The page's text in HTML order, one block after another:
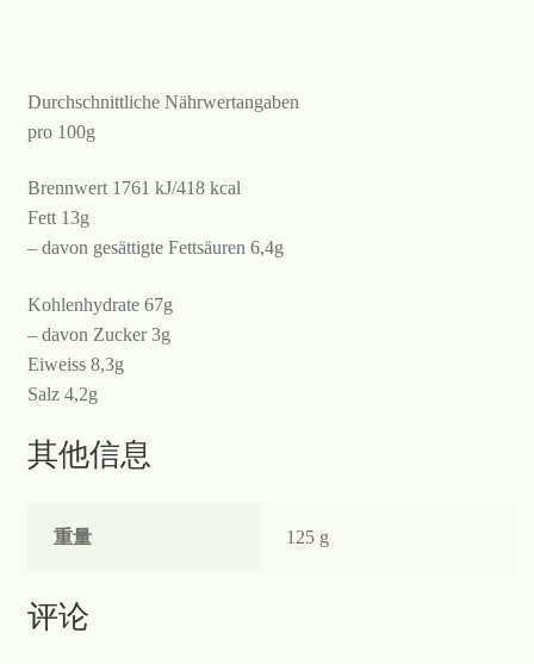
Durchschnittliche Nährwertangaben
pro 100g
Brennwert 1761 kJ/418 kcal
Fett 13g
– davon gesättigte Fettsäuren 6,4g
Kohlenhydrate 67g
– davon Zucker 3g
Eiweiss 8,3g
Salz 4,2g
其他信息
重量 125 g
评论